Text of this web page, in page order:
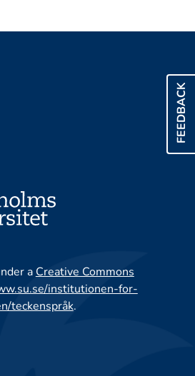
FEEDBACK
a Creative Commons
institutionen-for-
teckenspråk.